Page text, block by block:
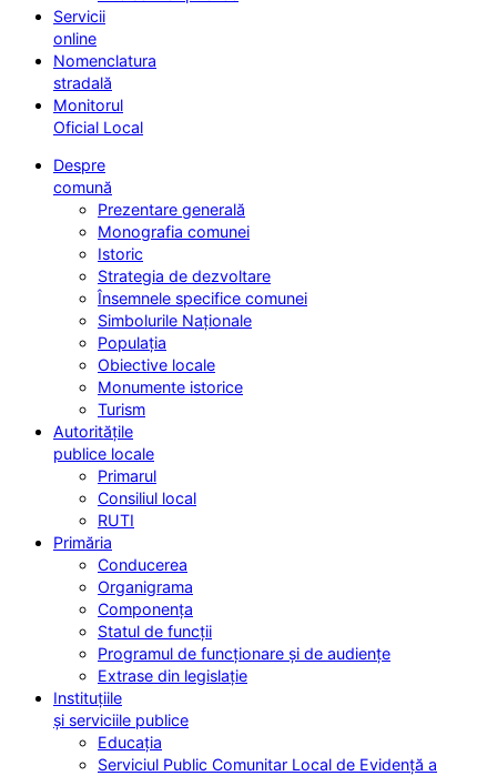
Servicii
online
Nomenclatura
stradală
Monitorul
Oficial Local
Despre
comună
Prezentare generală
Monografia comunei
Istoric
Strategia de dezvoltare
Însemnele specifice comunei
Simbolurile Naționale
Populația
Obiective locale
Monumente istorice
Turism
Autoritățile
publice locale
Primarul
Consiliul local
RUTI
Primăria
Conducerea
Organigrama
Componența
Statul de funcții
Programul de funcționare și de audiențe
Extrase din legislație
Instituțiile
și serviciile publice
Educația
Serviciul Public Comunitar Local de Evidență a